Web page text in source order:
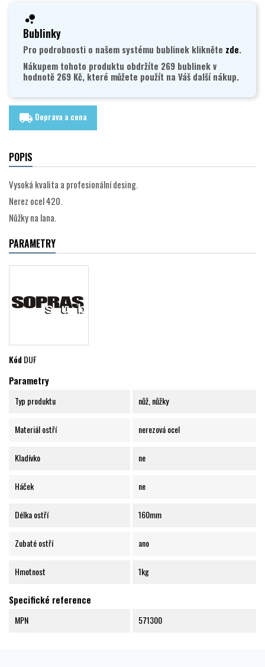
Bublinky
Pro podrobnosti o našem systému bublinek klikněte zde.
Nákupem tohoto produktu obdržíte 269 bublinek v
hodnotě 269 Kč, které můžete použít na Váš další nákup.
local_shipping Doprava a cena
POPIS
Vysoká kvalita a profesionální desing.
Nerez ocel 420.
Nůžky na lana.
PARAMETRY
KódDUF
Parametry
Typ produktu nůž, nůžky
Materiál ostří nerezová ocel
Kladívko ne
Háček ne
Délka ostří 160mm
Zubaté ostří ano
Hmotnost 1kg
Specifické reference
MPN 571300